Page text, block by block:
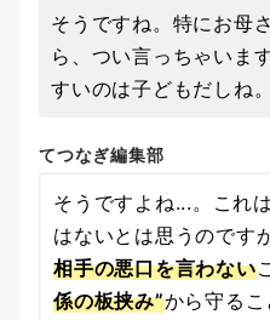
そうですね。特にお母
ら、つい言っちゃいま
すいのは子どもだしね。
てつなぎ編集部
そうですよね...。これ
はないとは思うのです
相手の悪口を言わない
係の板挟み”から守る